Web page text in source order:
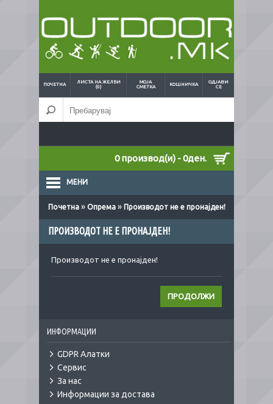
ПОЧЕТНА
ЛИСТА НА ЖЕЛБИ
(0)
МОЈА
СМЕТКА
КОШНИЧКА
ОДЈАВИ
СЕ
0 производ(и) - 0ден.
МЕНИ
Почетна » Опрема » Производот не е пронајден!
ПРОИЗВОДОТ НЕ Е ПРОНАЈДЕН!
Производот не е пронајден!
ПРОДОЛЖИ
ИНФОРМАЦИИ
GDPR Алатки
Сервис
За нас
Информации за достава